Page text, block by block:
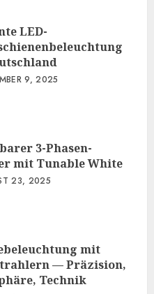
LED-
9, 2025
3-Phasen-
mit Tunable White
23, 2025
mit
— Präzision,
Technik